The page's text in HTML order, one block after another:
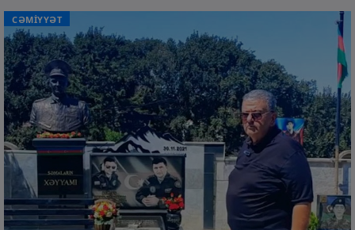
CƏMİYYƏT